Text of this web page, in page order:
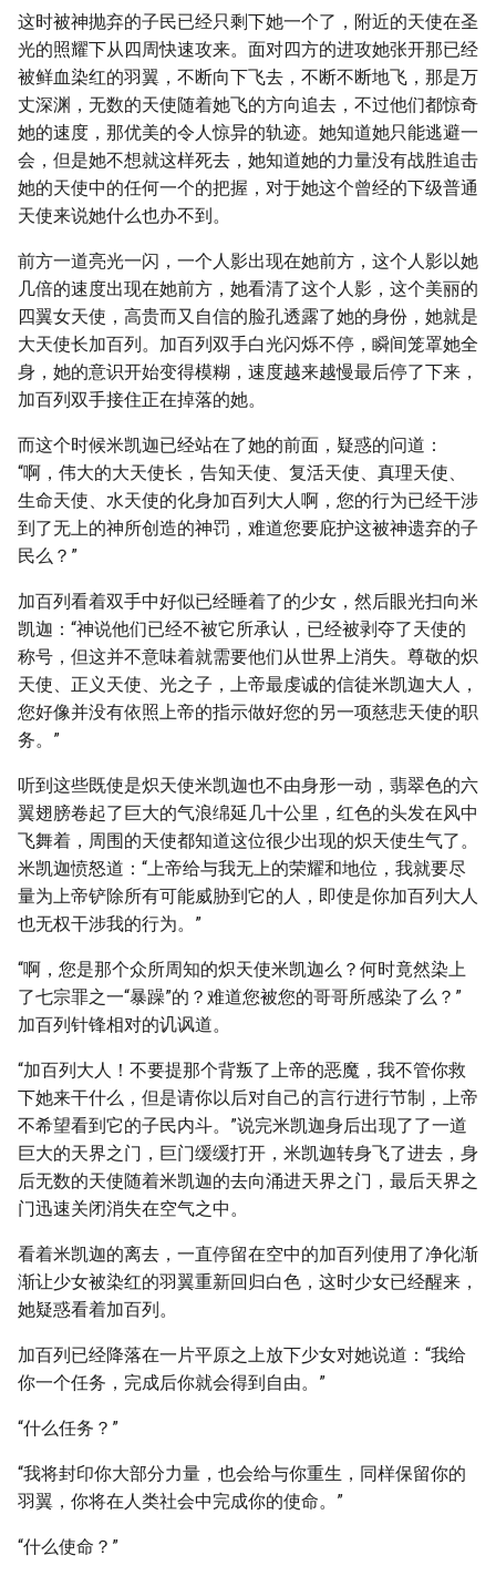
这时被神抛弃的子民已经只剩下她一个了，附近的天使在圣
光的照耀下从四周快速攻来。面对四方的进攻她张开那已经
被鲜血染红的羽翼，不断向下飞去，不断不断地飞，那是万
丈深渊，无数的天使随着她飞的方向追去，不过他们都惊奇
她的速度，那优美的令人惊异的轨迹。她知道她只能逃避一
会，但是她不想就这样死去，她知道她的力量没有战胜追击
她的天使中的任何一个的把握，对于她这个曾经的下级普通
天使来说她什么也办不到。
前方一道亮光一闪，一个人影出现在她前方，这个人影以她
几倍的速度出现在她前方，她看清了这个人影，这个美丽的
四翼女天使，高贵而又自信的脸孔透露了她的身份，她就是
大天使长加百列。加百列双手白光闪烁不停，瞬间笼罩她全
身，她的意识开始变得模糊，速度越来越慢最后停了下来，
加百列双手接住正在掉落的她。
而这个时候米凯迦已经站在了她的前面，疑惑的问道：
“啊，伟大的大天使长，告知天使、复活天使、真理天使、
生命天使、水天使的化身加百列大人啊，您的行为已经干涉
到了无上的神所创造的神罚，难道您要庇护这被神遗弃的子
民么？”
加百列看着双手中好似已经睡着了的少女，然后眼光扫向米
凯迦：“神说他们已经不被它所承认，已经被剥夺了天使的
称号，但这并不意味着就需要他们从世界上消失。尊敬的炽
天使、正义天使、光之子，上帝最虔诚的信徒米凯迦大人，
您好像并没有依照上帝的指示做好您的另一项慈悲天使的职
务。”
听到这些既使是炽天使米凯迦也不由身形一动，翡翠色的六
翼翅膀卷起了巨大的气浪绵延几十公里，红色的头发在风中
飞舞着，周围的天使都知道这位很少出现的炽天使生气了。
米凯迦愤怒道：“上帝给与我无上的荣耀和地位，我就要尽
量为上帝铲除所有可能威胁到它的人，即使是你加百列大人
也无权干涉我的行为。”
“啊，您是那个众所周知的炽天使米凯迦么？何时竟然染上
了七宗罪之一“暴躁”的？难道您被您的哥哥所感染了么？”
加百列针锋相对的讥讽道。
“加百列大人！不要提那个背叛了上帝的恶魔，我不管你救
下她来干什么，但是请你以后对自己的言行进行节制，上帝
不希望看到它的子民内斗。”说完米凯迦身后出现了了一道
巨大的天界之门，巨门缓缓打开，米凯迦转身飞了进去，身
后无数的天使随着米凯迦的去向涌进天界之门，最后天界之
门迅速关闭消失在空气之中。
看着米凯迦的离去，一直停留在空中的加百列使用了净化渐
渐让少女被染红的羽翼重新回归白色，这时少女已经醒来，
她疑惑看着加百列。
加百列已经降落在一片平原之上放下少女对她说道：“我给
你一个任务，完成后你就会得到自由。”
“什么任务？”
“我将封印你大部分力量，也会给与你重生，同样保留你的
羽翼，你将在人类社会中完成你的使命。”
“什么使命？”